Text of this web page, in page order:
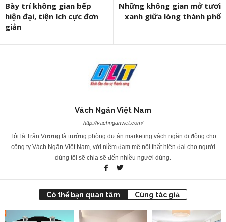
Bày trí không gian bếp
hiện đại, tiện ích cực đơn
giản
Những không gian mở tươi
xanh giữa lòng thành phố
Vách Ngăn Việt Nam
http://vachnganviet.com/
Tôi là Trần Vương là trưởng phòng dự án marketing vách ngăn di động cho
công ty Vách Ngăn Việt Nam, với niềm đam mê nội thất hiện đại cho người
dùng tôi sẽ chia sẽ đến nhiều người dùng.
Có thể bạn quan tâm Cùng tác giả